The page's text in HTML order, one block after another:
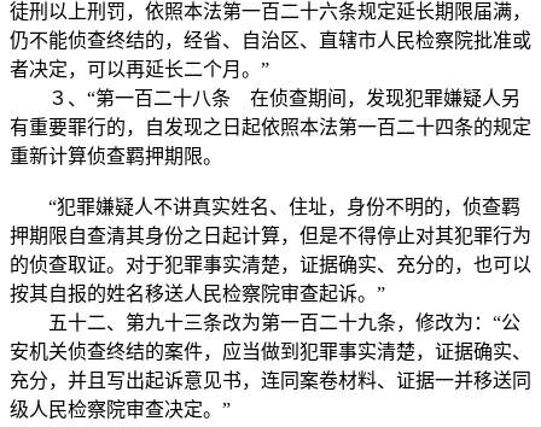
徒刑以上刑罚，依照本法第一百二十六条规定延长期限届满，
仍不能侦查终结的，经省、自治区、直辖市人民检察院批准或
者决定，可以再延长二个月。”
３、“第一百二十八条 在侦查期间，发现犯罪嫌疑人另
有重要罪行的，自发现之日起依照本法第一百二十四条的规定
重新计算侦查羁押期限。
“犯罪嫌疑人不讲真实姓名、住址，身份不明的，侦查羁
押期限自查清其身份之日起计算，但是不得停止对其犯罪行为
的侦查取证。对于犯罪事实清楚，证据确实、充分的，也可以
按其自报的姓名移送人民检察院审查起诉。”
五十二、第九十三条改为第一百二十九条，修改为：“公
安机关侦查终结的案件，应当做到犯罪事实清楚，证据确实、
充分，并且写出起诉意见书，连同案卷材料、证据一并移送同
级人民检察院审查决定。”